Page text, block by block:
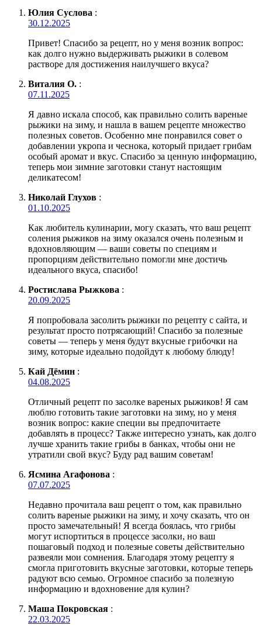
Юлия Суслова :
30.12.2025
Привет! Спасибо за рецепт, но у меня возник вопрос:
как долго нужно выдерживать рыжики в солевом
растворе для достижения наилучшего вкуса?
Виталия О. :
07.11.2025
Я давно искала способ, как правильно солить вареные
рыжики на зиму, и нашла в вашем рецепте множество
полезных советов. Особенно мне понравился совет о
добавлении укропа и чеснока, который придает грибам
особый аромат и вкус. Спасибо за ценную информацию,
теперь мои зимние заготовки станут настоящим
деликатесом!
Николай Глухов :
01.10.2025
Как любитель кулинарии, могу сказать, что ваш рецепт
соления рыжиков на зиму оказался очень полезным и
вдохновляющим — ваши советы по специям и
пропорциям действительно помогли мне достичь
идеального вкуса, спасибо!
Ростислава Рыжкова :
20.09.2025
Я попробовала засолить рыжики по рецепту с сайта, и
результат просто потрясающий! Спасибо за полезные
советы — теперь у меня будут вкусные грибочки на
зиму, которые идеально подойдут к любому блюду!
Кай Дёмин :
04.08.2025
Отличный рецепт по засолке вареных рыжиков! Я сам
люблю готовить такие заготовки на зиму, но у меня
возник вопрос: какие специи вы предпочитаете
добавлять в процесс? Также интересно узнать, как долго
лучше хранить такие грибы в банках, чтобы они не
утратили свой вкус? Буду рад вашим советам!
Ясмина Агафонова :
07.07.2025
Недавно прочитала ваш рецепт о том, как правильно
солить вареные рыжики на зиму, и хочу сказать, что он
просто замечательный! Я всегда боялась, что грибы
могут испортиться в процессе засолки, но ваш
пошаговый подход и полезные советы действительно
развеяли мои сомнения. Благодаря этому рецепту я
смогла приготовить вкусные заготовки, которые теперь
радуют всю семью. Огромное спасибо за полезную
информацию и вдохновение для кулин?
Маша Покровская :
22.03.2025